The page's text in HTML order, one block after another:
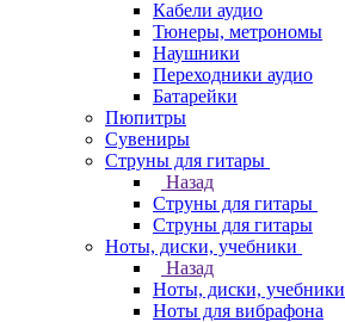
Кабели аудио
Тюнеры, метрономы
Наушники
Переходники аудио
Батарейки
Пюпитры
Сувениры
Струны для гитары
Назад
Струны для гитары
Струны для гитары
Ноты, диски, учебники
Назад
Ноты, диски, учебники
Ноты для вибрафона